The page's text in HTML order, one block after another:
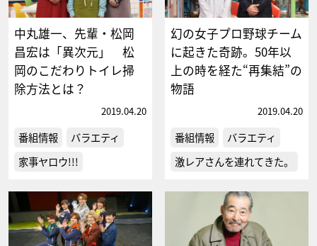
中丸雄一、先輩・松岡
昌宏は「異次元」 松
岡のこだわりトイレ掃
除方法とは？
2019.04.20
番組情報
バラエティ
家事ヤロウ!!!
幻の女子プロ野球チーム
に起きた奇跡。50年以
上の時を経た“再集結”の
物語
2019.04.20
番組情報
バラエティ
激レアさんを連れてきた。